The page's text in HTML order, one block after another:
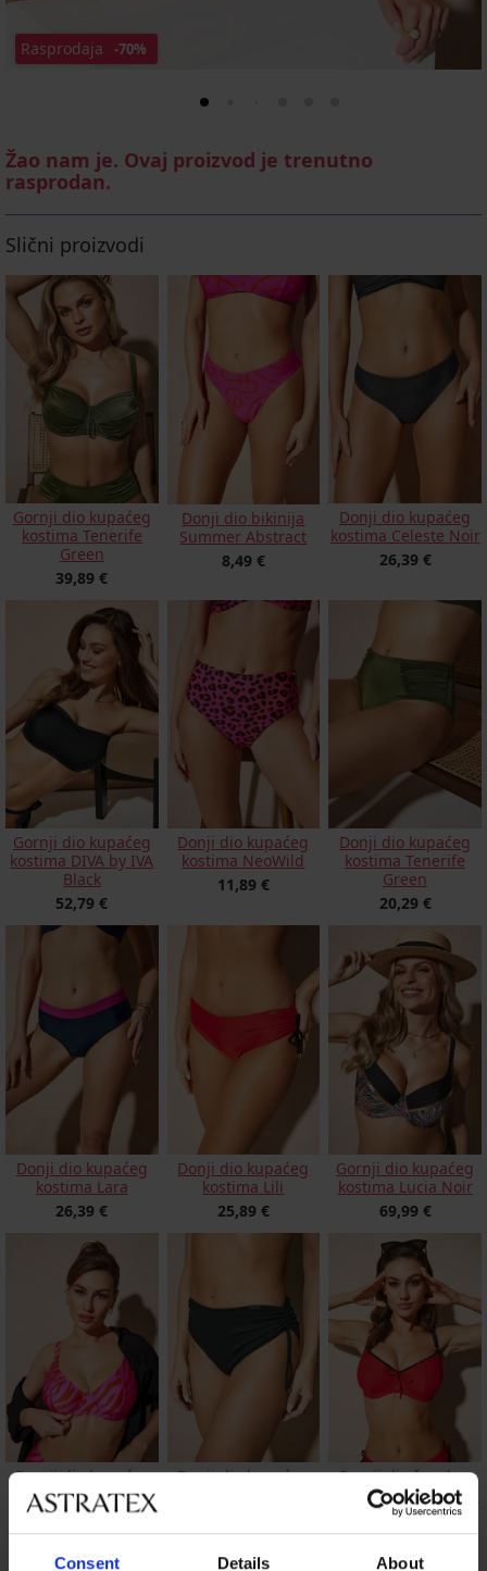
Consent Details About
Rasprodaja -70%
Žao nam je. Ovaj proizvod je trenutno
rasprodan.
Slični proizvodi
Gornji dio kupaćeg
kostima Tenerife
Green
39,89 €
Donji dio bikinija
Summer Abstract
8,49 €
Donji dio kupaćeg
kostima Celeste Noir
26,39 €
Gornji dio kupaćeg
kostima DIVA by IVA
Black
52,79 €
Donji dio kupaćeg
kostima NeoWild
11,89 €
Donji dio kupaćeg
kostima Tenerife
Green
20,29 €
Donji dio kupaćeg
kostima Lara
26,39 €
Donji dio kupaćeg
kostima Lili
25,89 €
Gornji dio kupaćeg
kostima Lucia Noir
69,99 €
Gornji dio kupaćeg
kostima Glowtide III
24,99 €
Donji dio kupaćeg
23,09 €
Gornji dio ženskog
kupaćeg kostima Lili
51,79 €